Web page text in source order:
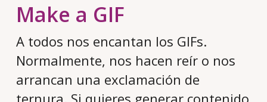
Make a GIF
A todos nos encantan los GIFs.
Normalmente, nos hacen reír o nos
arrancan una exclamación de